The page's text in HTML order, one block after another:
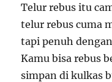
Telur rebus itu
telur rebus cuma
tapi penuh
Kamu bisa rebus
simpan di kulkas